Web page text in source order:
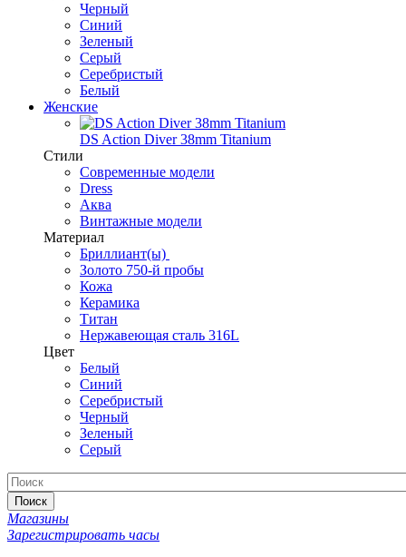
Черный
Синий
Зеленый
Серый
Серебристый
Белый
Женские
DS Action Diver 38mm Titanium
Стили
Современные модели
Dress
Аква
Винтажные модели
Материал
Бриллиант(ы)
Золото 750-й пробы
Кожа
Керамика
Титан
Нержавеющая сталь 316L
Цвет
Белый
Синий
Серебристый
Черный
Зеленый
Серый
Поиск
Магазины
Зарегистрировать часы